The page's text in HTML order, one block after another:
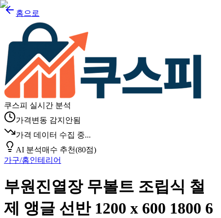
홈으로
쿠스피 실시간 분석
가격변동 감지안됨
가격 데이터 수집 중...
AI 분석매수 추천(80점)
가구/홈인테리어
부원진열장 무볼트 조립식 철
제 앵글 선반 1200 x 600 1800 6